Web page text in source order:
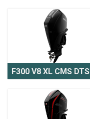
F300 V8 XL CMS DTS